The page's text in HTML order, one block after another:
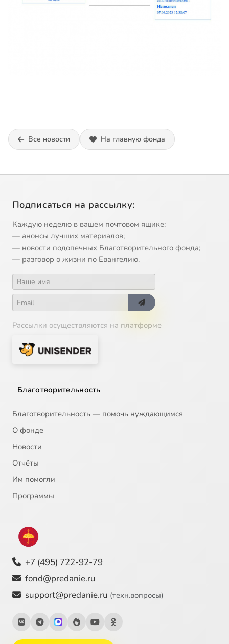
Все новости На главную фонда
Подписаться на рассылку:
Каждую неделю в вашем почтовом ящике:
— анонсы лучших материалов;
— новости подопечных Благотворительного фонда;
— разговор о жизни по Евангелию.
Рассылки осуществляются на платформе
Благотворительность
Благотворительность — помочь нуждающимся
О фонде
Новости
Отчёты
Им помогли
Программы
+7 (495) 722-92-79
fond@predanie.ru
support@predanie.ru (техн.вопросы)